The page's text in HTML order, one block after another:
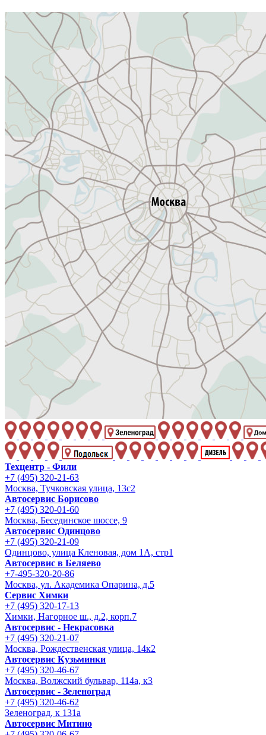
Техцентр - Фили
+7 (495) 320-21-63
Москва, Тучковская улица, 13с2
Автосервис Борисово
+7 (495) 320-01-60
Москва, Бесединское шоссе, 9
Автосервис Одинцово
+7 (495) 320-21-09
Одинцово, улица Кленовая, дом 1А, стр1
Автосервис в Беляево
+7-495-320-20-86
Москва, ул. Академика Опарина, д.5
Сервис Химки
+7 (495) 320-17-13
Химки, Нагорное ш., д.2, корп.7
Автосервис - Некрасовка
+7 (495) 320-21-07
Москва, Рождественская улица, 14к2
Автосервис Кузьминки
+7 (495) 320-46-67
Москва, Волжский бульвар, 114а, к3
Автосервис - Зеленоград
+7 (495) 320-46-62
Зеленоград, к 131а
Автосервис Митино